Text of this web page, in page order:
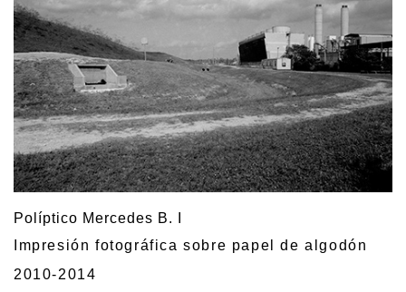
Políptico Mercedes B. I
Impresión fotográfica sobre papel de algodón
2010-2014